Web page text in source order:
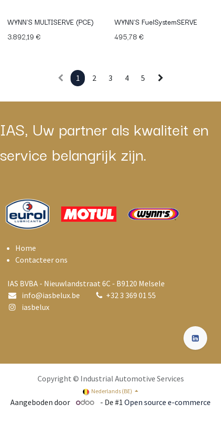
WYNN'S MULTISERVE (PCE)
3.892,19 €
WYNN'S FuelSystemSERVE
495,78 €
1 2 3 4 5
IAS, Uw partner als kwaliteit en
service belangrijk zijn.
Home
Contacteer ons
IAS BVBA - Nieuwlandstraat 6C - B9120 Melsele
info@iasbelux.be +32 3 369 01 55
iasbelux
Copyright © Industrial Automotive Services
Nederlands (BE)
Aangeboden door - De #1 Open source e-commerce